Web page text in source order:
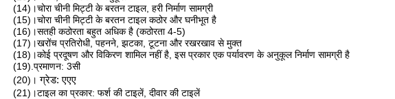
(14)।चोरा चीनी मिट्टी के बरतन टाइल, हरी निर्माण सामग्री
(15)।चोरा चीनी मिट्टी के बरतन टाइल कठोर और घनीभूत है
(16)।सतही कठोरता बहुत अधिक है (कठोरता 4-5)
(17)।खरोंच प्रतिरोधी, पहनने, झटका, टूटना और रखरखाव से मुक्त
(18)।कोई प्रदूषण और विकिरण शामिल नहीं है, इस प्रकार एक पर्यावरण के अनुकूल निर्माण सामग्री है
(19).प्रमाणन: 3सी
(20)।ग्रेड: एएए
(21)।टाइल का प्रकार: फर्श की टाइलें, दीवार की टाइलें